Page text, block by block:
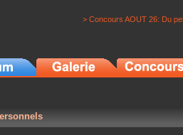
> Concours AOUT 26: Du